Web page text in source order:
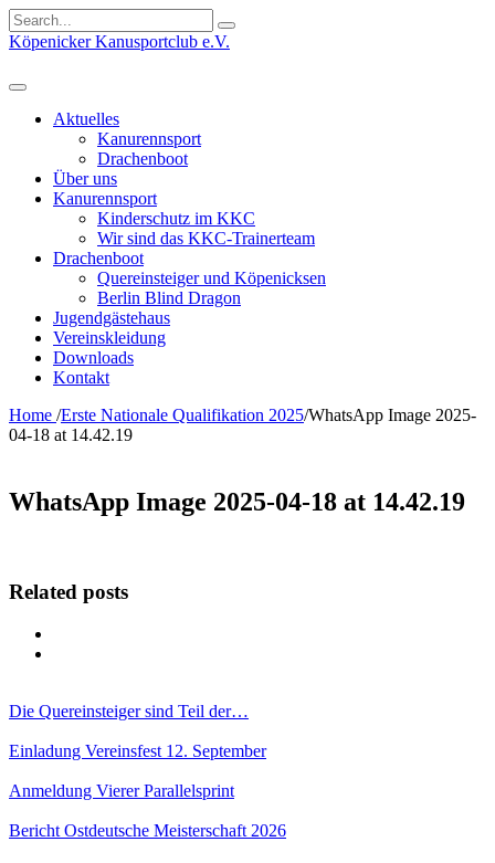
Search
for:
Köpenicker Kanusportclub e.V.
Aktuelles
Kanurennsport
Drachenboot
Über uns
Kanurennsport
Kinderschutz im KKC
Wir sind das KKC-Trainerteam
Drachenboot
Quereinsteiger und Köpenicksen
Berlin Blind Dragon
Jugendgästehaus
Vereinskleidung
Downloads
Kontakt
Home /Erste Nationale Qualifikation 2025/WhatsApp Image 2025-
04-18 at 14.42.19
WhatsApp Image 2025-04-18 at 14.42.19
Related posts
Die Quereinsteiger sind Teil der…
Einladung Vereinsfest 12. September
Anmeldung Vierer Parallelsprint
Bericht Ostdeutsche Meisterschaft 2026